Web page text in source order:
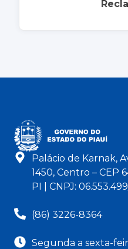
Palácio de Karnak,
1450, Centro – CEP
PI | CNPJ:
(86) 3226-8364
Segunda a sexta-